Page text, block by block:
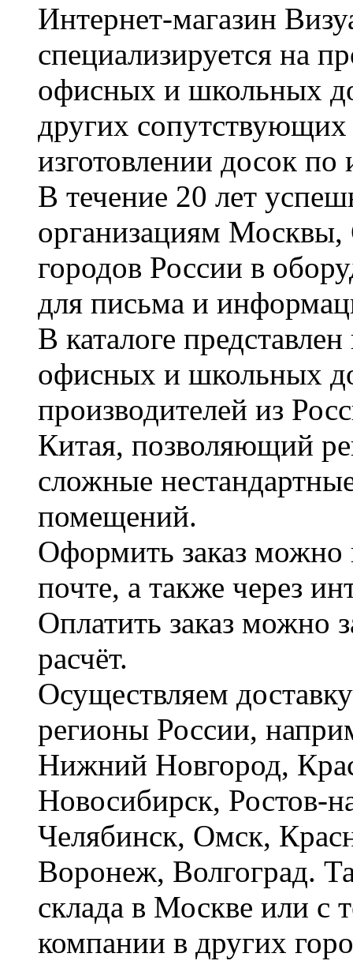
Интернет-магазин
специализируется на
офисных и школьных
других сопутствующих
изготовлении досок по
В течение 20 лет
организациям Москвы,
городов России в
для письма и
В каталоге
офисных и школьных
производителей из
Китая, позволяющий
сложные
помещений.
Оформить заказ можно
почте, а также через
Оплатить заказ можно
расчёт.
Осуществляем
регионы России,
Нижний Новгород,
Новосибирск, Ростов-
Челябинск, Омск,
Воронеж, Волгоград.
склада в Москве или с
компании в других